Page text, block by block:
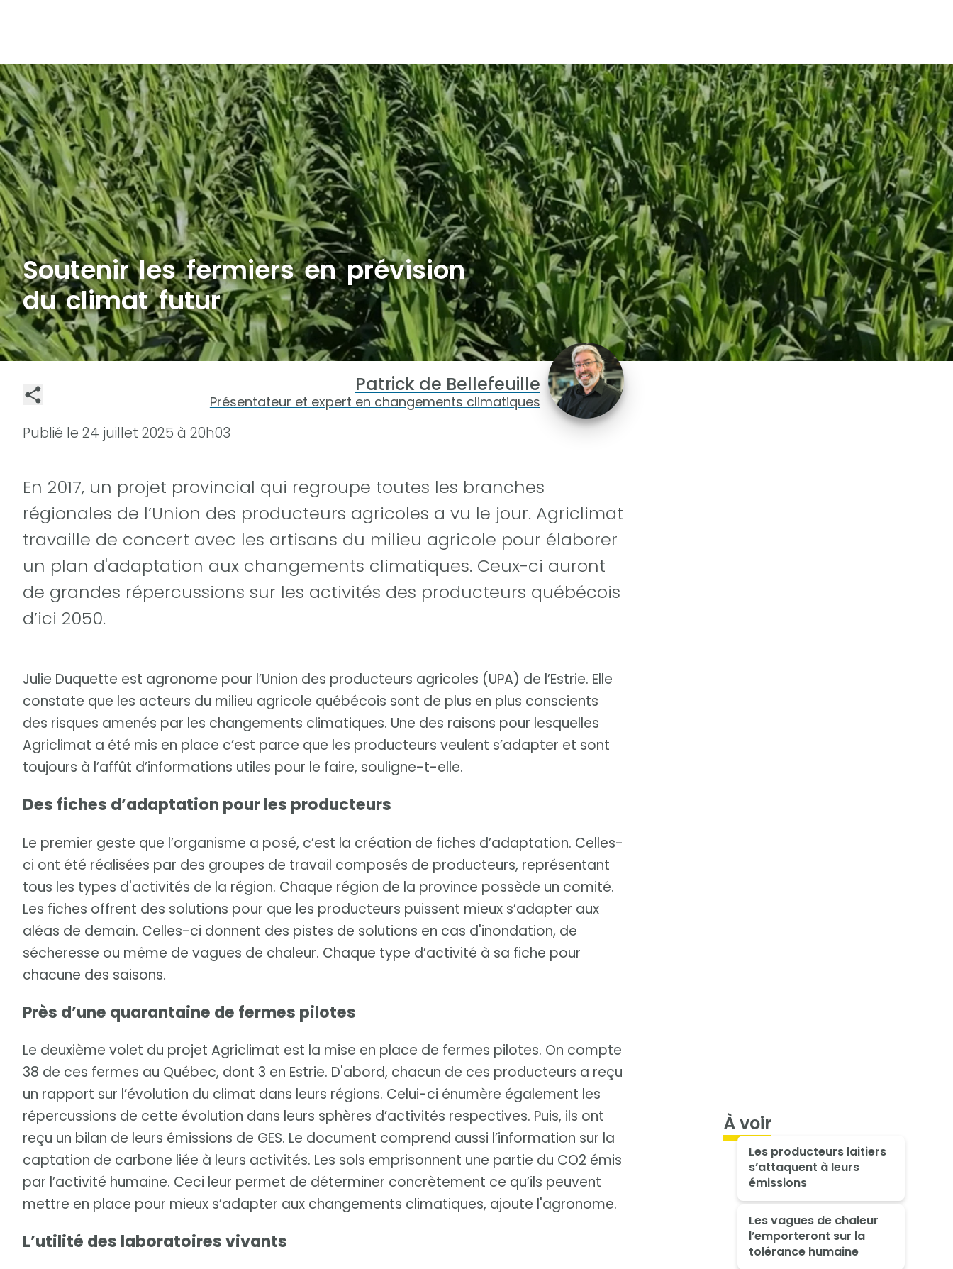
Soutenir les fermiers en prévision
du climat futur
Patrick de Bellefeuille
Présentateur et expert en changements climatiques
Publié le 24 juillet 2025 à 20h03
En 2017, un projet provincial qui regroupe toutes les branches
régionales de l’Union des producteurs agricoles a vu le jour. Agriclimat
travaille de concert avec les artisans du milieu agricole pour élaborer
un plan d'adaptation aux changements climatiques. Ceux-ci auront
de grandes répercussions sur les activités des producteurs québécois
d’ici 2050.
Julie Duquette est agronome pour l’Union des producteurs agricoles (UPA) de l’Estrie. Elle
constate que les acteurs du milieu agricole québécois sont de plus en plus conscients
des risques amenés par les changements climatiques. Une des raisons pour lesquelles
Agriclimat a été mis en place c’est parce que les producteurs veulent s’adapter et sont
toujours à l’affût d’informations utiles pour le faire, souligne-t-elle.
Des fiches d’adaptation pour les producteurs
Le premier geste que l’organisme a posé, c’est la création de fiches d’adaptation. Celles-
ci ont été réalisées par des groupes de travail composés de producteurs, représentant
tous les types d'activités de la région. Chaque région de la province possède un comité.
Les fiches offrent des solutions pour que les producteurs puissent mieux s’adapter aux
aléas de demain. Celles-ci donnent des pistes de solutions en cas d'inondation, de
sécheresse ou même de vagues de chaleur. Chaque type d’activité à sa fiche pour
chacune des saisons.
Près d’une quarantaine de fermes pilotes
Le deuxième volet du projet Agriclimat est la mise en place de fermes pilotes. On compte
38 de ces fermes au Québec, dont 3 en Estrie. D'abord, chacun de ces producteurs a reçu
un rapport sur l’évolution du climat dans leurs régions. Celui-ci énumère également les
répercussions de cette évolution dans leurs sphères d’activités respectives. Puis, ils ont
reçu un bilan de leurs émissions de GES. Le document comprend aussi l’information sur la
captation de carbone liée à leurs activités. Les sols emprisonnent une partie du CO2 émis
par l’activité humaine. Ceci leur permet de déterminer concrètement ce qu’ils peuvent
mettre en place pour mieux s’adapter aux changements climatiques, ajoute l'agronome.
L’utilité des laboratoires vivants
À voir
Les producteurs laitiers
s’attaquent à leurs
émissions
Les vagues de chaleur
l’emporteront sur la
tolérance humaine